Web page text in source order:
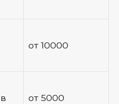
от 10000
от 5000